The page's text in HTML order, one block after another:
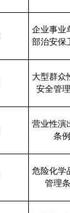
企业事业
部治安保
大型群众
安全管
营业性演
条例
危险化学
管理